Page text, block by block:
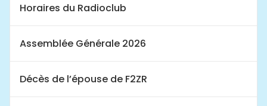
Horaires du Radioclub
Assemblée Générale 2026
Décès de l’épouse de F2ZR